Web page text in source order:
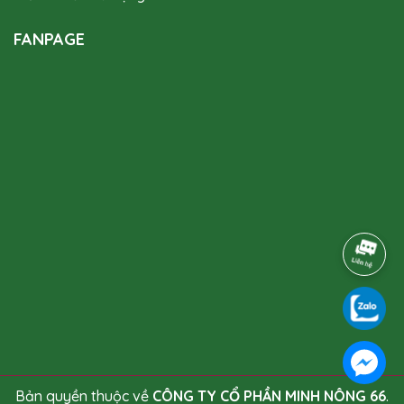
FANPAGE
Bản quyền thuộc về CÔNG TY CỔ PHẦN MINH NÔNG 66.